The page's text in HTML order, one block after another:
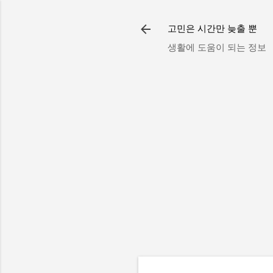
고민은 시간만 늦출 뿐
생활에 도움이 되는 정보